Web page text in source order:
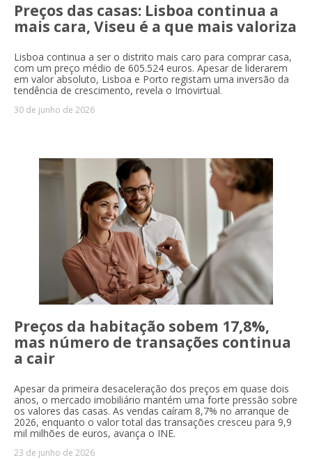
Preços das casas: Lisboa continua a
mais cara, Viseu é a que mais valoriza
Lisboa continua a ser o distrito mais caro para comprar casa,
com um preço médio de 605.524 euros. Apesar de liderarem
em valor absoluto, Lisboa e Porto registam uma inversão da
tendência de crescimento, revela o Imovirtual.
30 de junho de 2026
Preços da habitação sobem 17,8%,
mas número de transações continua
a cair
Apesar da primeira desaceleração dos preços em quase dois
anos, o mercado imobiliário mantém uma forte pressão sobre
os valores das casas. As vendas caíram 8,7% no arranque de
2026, enquanto o valor total das transações cresceu para 9,9
mil milhões de euros, avança o INE.
23 de junho de 2026